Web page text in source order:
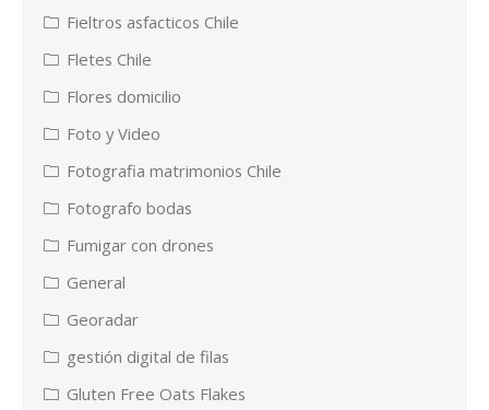
Fieltros asfacticos Chile
Fletes Chile
Flores domicilio
Foto y Video
Fotografia matrimonios Chile
Fotografo bodas
Fumigar con drones
General
Georadar
gestión digital de filas
Gluten Free Oats Flakes